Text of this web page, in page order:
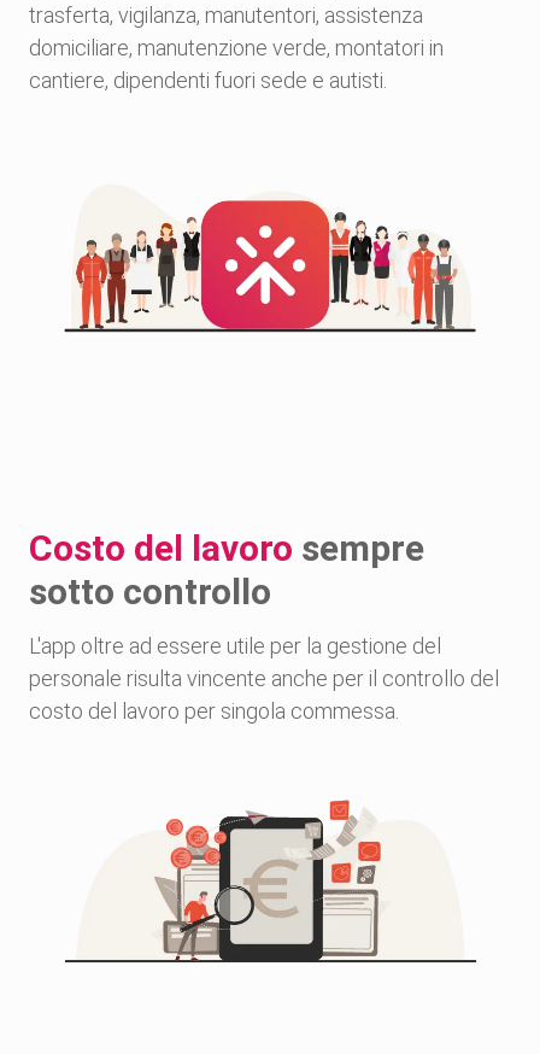
trasferta, vigilanza, manutentori, assistenza
domiciliare, manutenzione verde, montatori in
cantiere, dipendenti fuori sede e autisti.
Costo del lavoro sempre
sotto controllo
L'app oltre ad essere utile per la gestione del
personale risulta vincente anche per il controllo del
costo del lavoro per singola commessa.